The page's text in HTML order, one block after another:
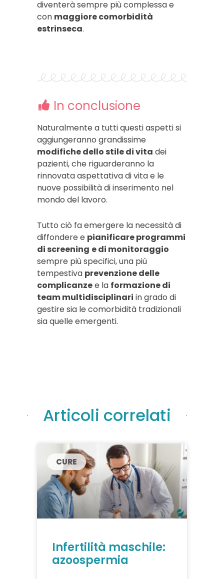
diventerà sempre più complessa e
con maggiore comorbidità
estrinseca.
In conclusione
Naturalmente a tutti questi aspetti si
aggiungeranno grandissime
modifiche dello stile di vita dei
pazienti, che riguarderanno la
rinnovata aspettativa di vita e le
nuove possibilità di inserimento nel
mondo del lavoro.
Tutto ciò fa emergere la necessità di
diffondere e pianificare programmi
di screening e di monitoraggio
sempre più specifici, una più
tempestiva prevenzione delle
complicanzee la formazione di
team multidisciplinari in grado di
gestire sia le comorbidità tradizionali
sia quelle emergenti.
Articoli correlati
CURE
Infertilità maschile:
azoospermia